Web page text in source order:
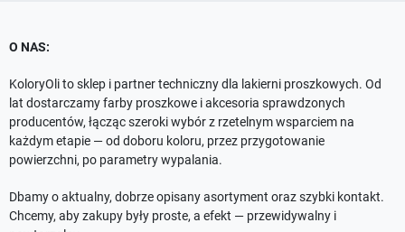
O NAS:
KoloryOli to sklep i partner techniczny dla lakierni proszkowych. Od
lat dostarczamy farby proszkowe i akcesoria sprawdzonych
producentów, łącząc szeroki wybór z rzetelnym wsparciem na
każdym etapie — od doboru koloru, przez przygotowanie
powierzchni, po parametry wypalania.
Dbamy o aktualny, dobrze opisany asortyment oraz szybki kontakt.
Chcemy, aby zakupy były proste, a efekt — przewidywalny i